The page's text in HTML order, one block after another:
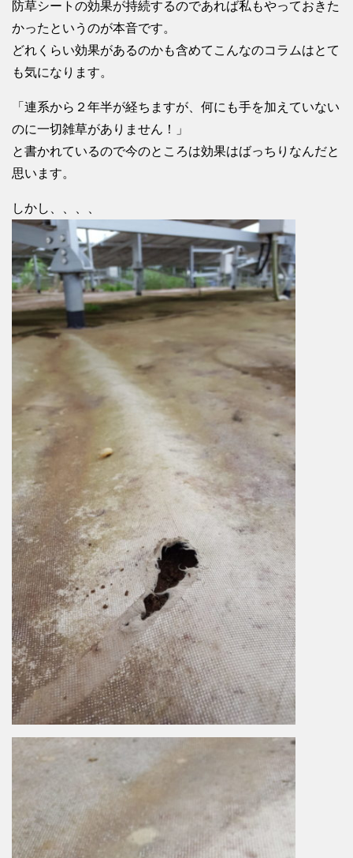
防草シートの効果が持続するのであれば私もやっておきた
かったというのが本音です。
どれくらい効果があるのかも含めてこんなのコラムはとて
も気になります。
「連系から２年半が経ちますが、何にも手を加えていない
のに一切雑草がありません！」
と書かれているので今のところは効果はばっちりなんだと
思います。
しかし、、、、